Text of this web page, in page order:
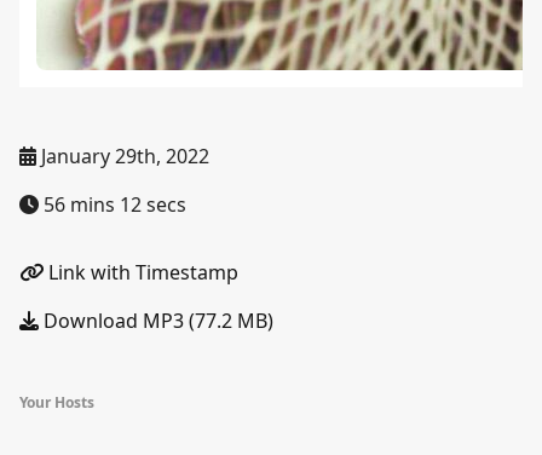
January 29th, 2022
56 mins 12 secs
Link with Timestamp
Download MP3 (77.2 MB)
Your Hosts